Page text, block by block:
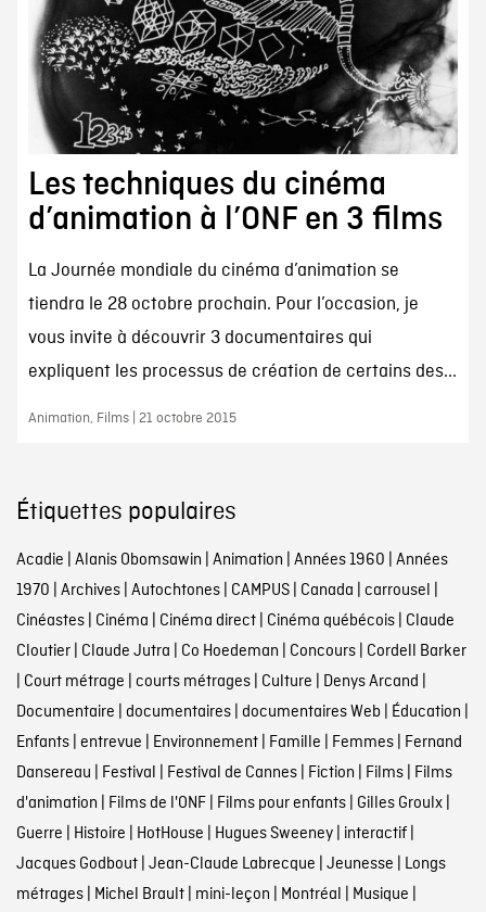
Les techniques du cinéma
d’animation à l’ONF en 3 films
La Journée mondiale du cinéma d’animation se
tiendra le 28 octobre prochain. Pour l’occasion, je
vous invite à découvrir 3 documentaires qui
expliquent les processus de création de certains des...
Animation, Films | 21 octobre 2015
Étiquettes populaires
Acadie Alanis Obomsawin Animation Années 1960 Années
1970 Archives| Autochtones| CAMPUS| Canada carrousel
Cinéastes| Cinéma Cinéma direct| Cinéma québécois| Claude
Cloutier| Claude Jutra Co Hoedeman Concours| Cordell Barker
Court métrage courts métrages| Culture Denys Arcand
Documentaire documentaires| documentaires Web Éducation
Enfants| entrevue Environnement| Famille Femmes| Fernand
Dansereau Festival Festival de Cannes| Fiction Films| Films
d'animation Films de l'ONF| Films pour enfants| Gilles Groulx|
Guerre Histoire HotHouse Hugues Sweeney| interactif|
Jacques Godbout| Jean-Claude Labrecque Jeunesse Longs
métrages| Michel Brault| mini-leçon Montréal Musique